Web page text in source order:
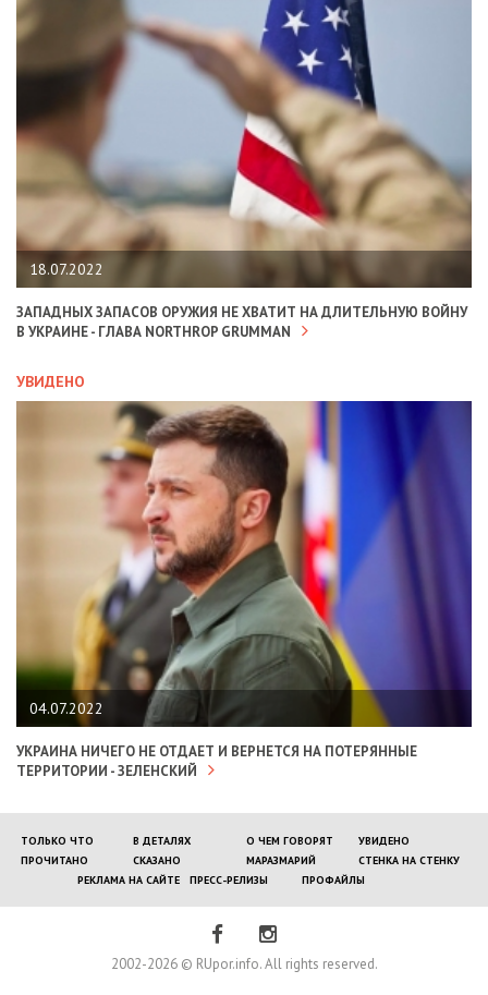
18.07.2022
ЗАПАДНЫХ ЗАПАСОВ ОРУЖИЯ НЕ ХВАТИТ НА ДЛИТЕЛЬНУЮ ВОЙНУ
В УКРАИНЕ - ГЛАВА NORTHROP GRUMMAN
УВИДЕНО
04.07.2022
УКРАИНА НИЧЕГО НЕ ОТДАЕТ И ВЕРНЕТСЯ НА ПОТЕРЯННЫЕ
ТЕРРИТОРИИ - ЗЕЛЕНСКИЙ
ТОЛЬКО ЧТО В ДЕТАЛЯХ О ЧЕМ ГОВОРЯТ
УВИДЕНО
ПРОЧИТАНО
СКАЗАНО МАРАЗМАРИЙ
СТЕНКА НА СТЕНКУ
РЕКЛАМА НА САЙТЕ
ПРЕСС-РЕЛИЗЫ ПРОФАЙЛЫ
2002-2026 © RUpor.info. All rights reserved.